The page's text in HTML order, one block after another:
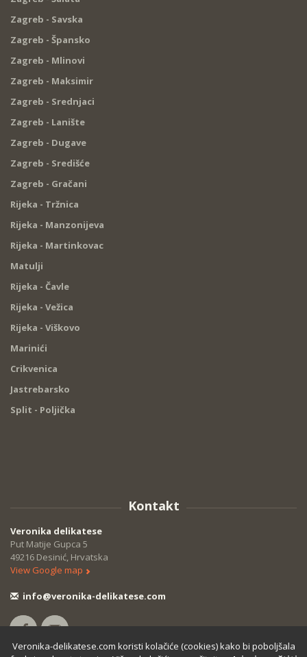
Zagreb - Savska
Zagreb - Špansko
Zagreb - Mlinovi
Zagreb - Maksimir
Zagreb - Srednjaci
Zagreb - Lanište
Zagreb - Dugave
Zagreb - Središće
Zagreb - Gračani
Rijeka - Tržnica
Rijeka - Manzonijeva
Rijeka - Martinkovac
Matulji
Rijeka - Čavle
Rijeka - Vežica
Rijeka - Viškovo
Marinići
Crikvenica
Jastrebarsko
Split - Poljička
Kontakt
Veronika delikatese
Put Matije Gupca 5
49216 Desinić, Hrvatska
View Google map
info@veronika-delikatese.com
Veronika-delikatese.com koristi kolačiće (cookies) kako bi poboljšala